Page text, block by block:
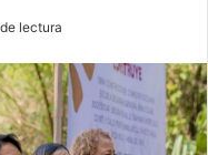
lectura